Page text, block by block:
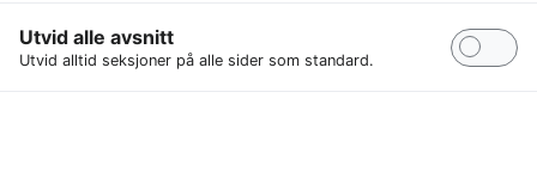
Utvid alle avsnitt
Utvid alltid seksjoner på alle sider som standard.